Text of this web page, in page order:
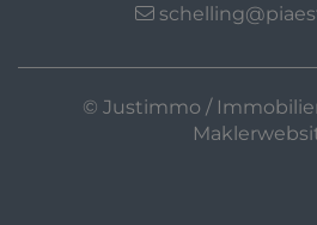
© Justimmo /